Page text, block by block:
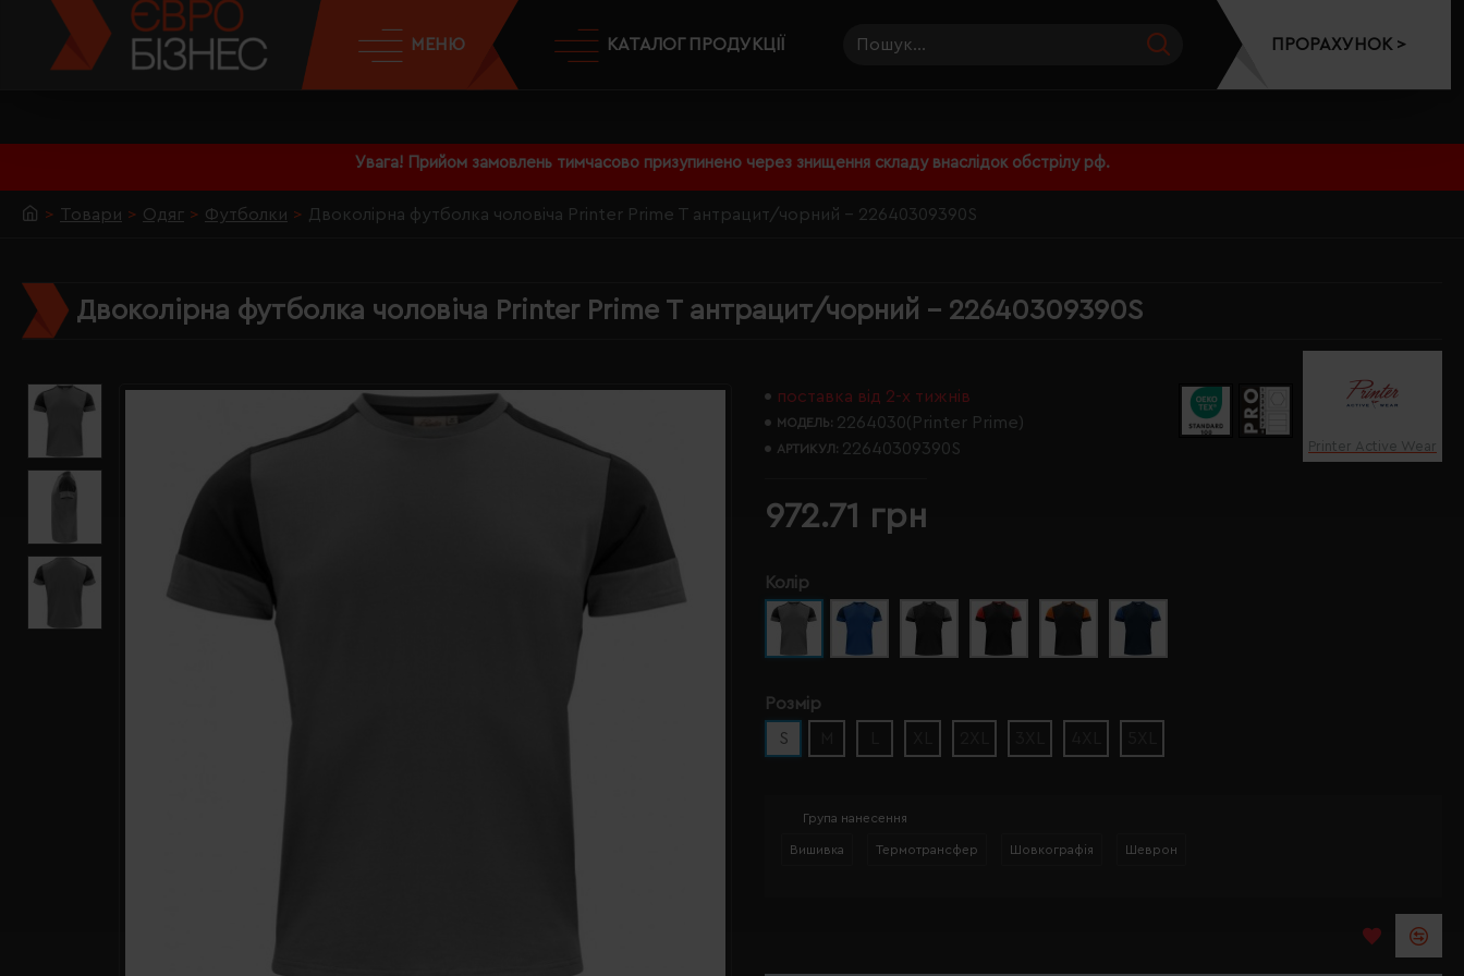
Увага! Прийом замовлень тимчасово призупинено через знищення складу внаслідок обстрілу рф.
МЕНЮ КАТАЛОГ ПРОДУКЦІЇ ПРОРАХУНОК >
Товари Одяг Футболки Двоколірна футболка чоловіча Printer Prime T антрацит/чорний - 22640309390S
Двоколірна футболка чоловіча Printer Prime T антрацит/чорний - 22640309390S
поставка від 2-х тижнів
МОДЕЛЬ: 2264030(Printer Prime)
АРТИКУЛ: 22640309390S Printer Active Wear
972.71 грн
Колір
Розмір
S
Група нанесення
Вишивка Термотрансфер Шовкографія Шеврон